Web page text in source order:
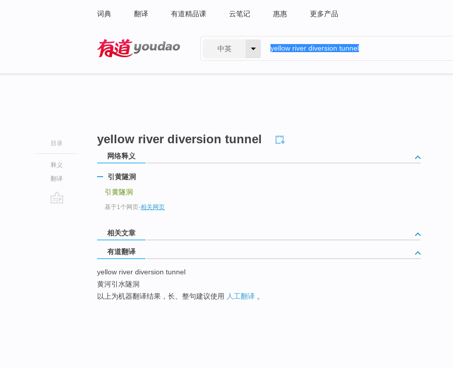
词典 翻译 有道精品课 云笔记 惠惠 更多产品
中英
目录
释义
翻译
yellow river diversion tunnel
网络释义
引黄隧洞
引黄隧洞
基于1个网页-相关网页
相关文章
有道翻译
yellow river diversion tunnel
黄河引水隧洞
以上为机器翻译结果，长、整句建议使用 人工翻译 。